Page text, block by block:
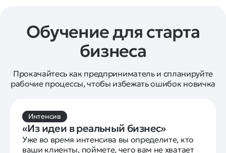
Обучение для старта
бизнеса
Прокачайтесь как предприниматель и спланируйте
рабочие процессы, чтобы избежать ошибок новичка
Интенсив
«Из идеи в реальный бизнес»
Уже во время интенсива вы определите, кто
ваши клиенты, поймете, чего вам не хватает